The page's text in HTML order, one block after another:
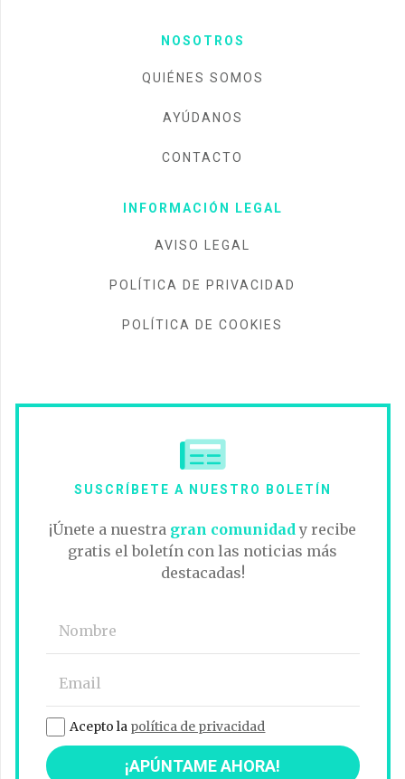
NOSOTROS
QUIÉNES SOMOS
AYÚDANOS
CONTACTO
INFORMACIÓN LEGAL
AVISO LEGAL
POLÍTICA DE PRIVACIDAD
POLÍTICA DE COOKIES
SUSCRÍBETE A NUESTRO BOLETÍN
¡Únete a nuestra gran comunidad y recibe
gratis el boletín con las noticias más
destacadas!
Acepto la política de privacidad